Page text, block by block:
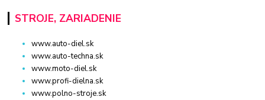
STROJE, ZARIADENIE
www.auto-diel.sk
www.auto-techna.sk
www.moto-diel.sk
www.profi-dielna.sk
www.polno-stroje.sk